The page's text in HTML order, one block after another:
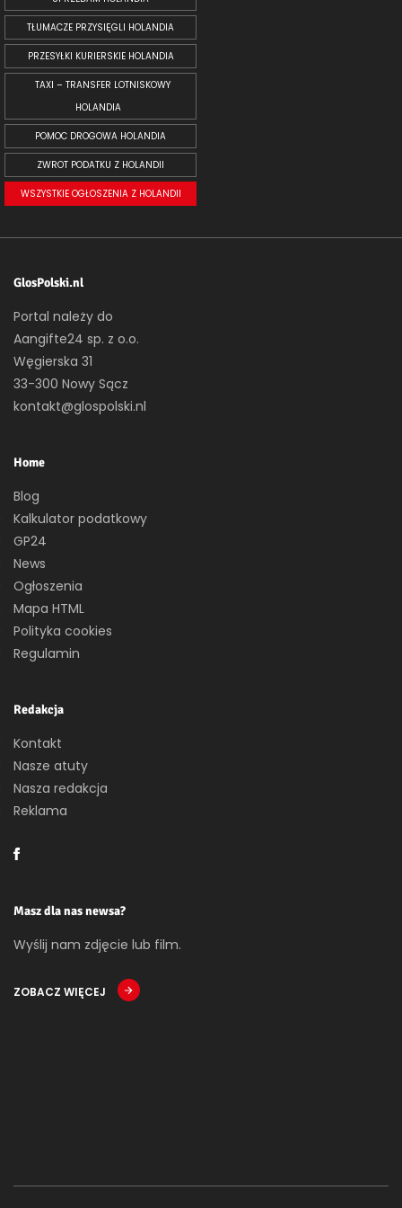
TŁUMACZE PRZYSIĘGLI HOLANDIA
PRZESYŁKI KURIERSKIE HOLANDIA
TAXI – TRANSFER LOTNISKOWY
HOLANDIA
POMOC DROGOWA HOLANDIA
ZWROT PODATKU Z HOLANDII
WSZYSTKIE OGŁOSZENIA Z HOLANDII
GlosPolski.nl
Portal należy do
Aangifte24 sp. z o.o.
Węgierska 31
33-300 Nowy Sącz
kontakt@glospolski.nl
Home
Blog
Kalkulator podatkowy
GP24
News
Ogłoszenia
Mapa HTML
Polityka cookies
Regulamin
Redakcja
Kontakt
Nasze atuty
Nasza redakcja
Reklama
Masz dla nas newsa?
Wyślij nam zdjęcie lub film.
ZOBACZ WIĘCEJ